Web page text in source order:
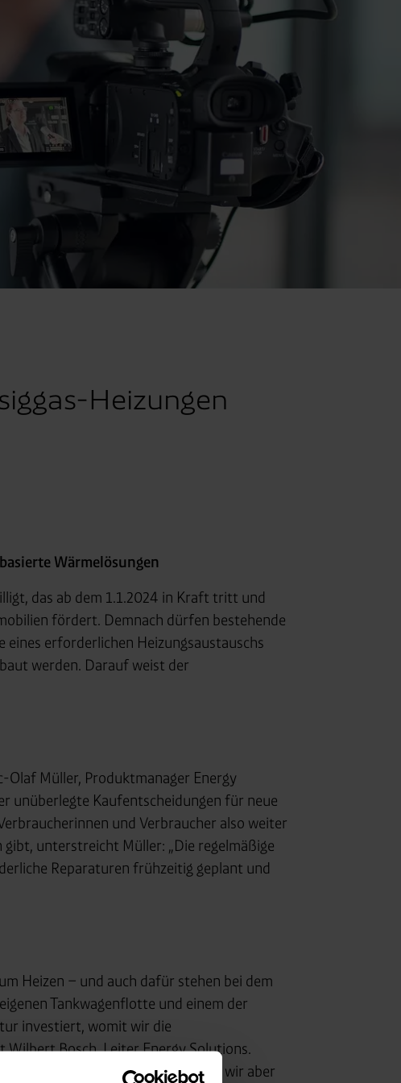
Heizungen
Wärmelösungen
das ab dem 1.1.2024 in Kraft tritt und
fördert. Demnach dürfen bestehende
eines erforderlichen Heizungsaustauschs
werden. Darauf weist der
Olaf Müller, Produktmanager Energy
unüberlegte Kaufentscheidungen für neue
und Verbraucher also weiter
unterstreicht Müller: „Die regelmäßige
Reparaturen frühzeitig geplant und
Heizen – und auch dafür stehen bei dem
Tankwagenflotte und einem der
investiert, womit wir die
Bosch, Leiter Energy Solutions.
Partner. Gleichzeitig arbeiten wir aber